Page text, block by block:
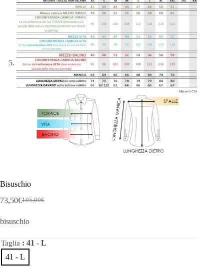
Bisuschio
105,00€
Il
originale
105,00€.
73,50€Il
attuale
73,50€.
bisuschio
Taglia : 41 - L
41 - L